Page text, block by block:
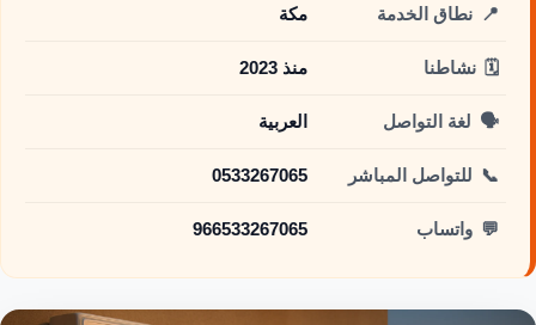
📍 نطاق الخدمة مكة
🗓️ نشاطنا منذ 2023
🗣️ لغة التواصل العربية
📞 للتواصل المباشر 0533267065
💬 واتساب 966533267065